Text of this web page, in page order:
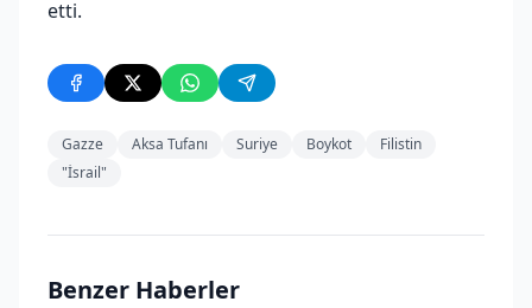
etti.
Gazze Aksa Tufanı Suriye Boykot
Filistin
"İsrail"
Benzer Haberler